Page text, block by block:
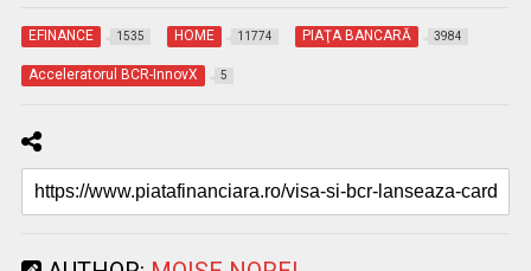
EFINANCE 1535 HOME 11774 PIAŢA BANCARĂ 3984
Acceleratorul BCR-InnovX 5